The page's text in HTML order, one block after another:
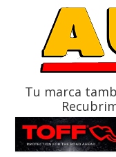
La Vuelta al Ecuador
La FEDAK recibe 12
Tu marca